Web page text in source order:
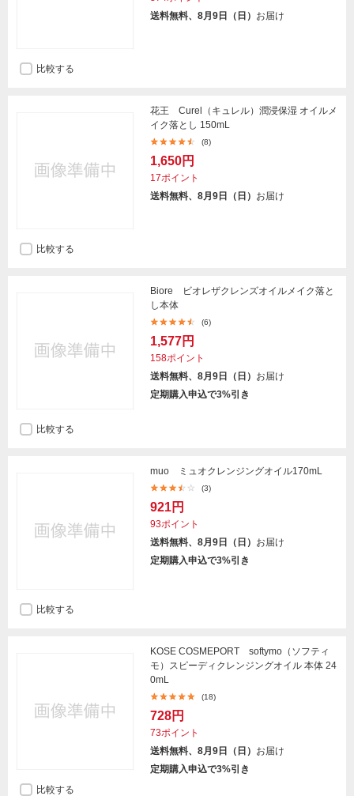
送料無料、8月9日（日） お届け
比較する
花王 Curel（キュレル）潤浸保湿 オイルメ
イク落とし 150mL
(8)
1,650円
17ポイント
送料無料、8月9日（日） お届け
比較する
Biore ビオレザクレンズオイルメイク落と
し本体
(6)
1,577円
158ポイント
送料無料、8月9日（日） お届け
定期購入申込で3%引き
比較する
muo ミュオクレンジングオイル170mL
(3)
921円
93ポイント
送料無料、8月9日（日） お届け
定期購入申込で3%引き
比較する
KOSE COSMEPORT softymo（ソフティ
モ）スピーディクレンジングオイル 本体 24
0mL
(18)
728円
73ポイント
送料無料、8月9日（日） お届け
定期購入申込で3%引き
比較する